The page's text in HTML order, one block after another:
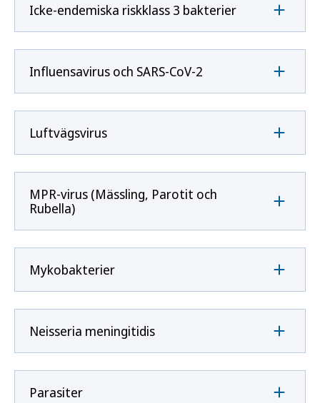
Icke-endemiska riskklass 3 bakterier
Influensavirus och SARS-CoV-2
Luftvägsvirus
MPR-virus (Mässling, Parotit och
Rubella)
Mykobakterier
Neisseria meningitidis
Parasiter